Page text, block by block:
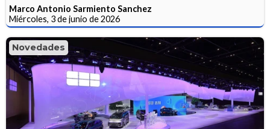
Marco Antonio Sarmiento Sanchez
Miércoles, 3 de junio de 2026
Novedades